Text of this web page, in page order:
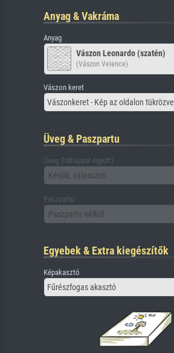
Anyag & Vakráma
Anyag
Vászon Leonardo (szatén)
(Vászon Velence)
Vászon keret
Vászonkeret - Kép az oldalon tükrözve
Üveg & Paszpartu
Üveg (hátlappal együtt)
Kérjük, válasszon
Paszpartu
Paszpartu nélkül
Egyebek & Extra kiegészítők
Képakasztó
Fűrészfogas akasztó